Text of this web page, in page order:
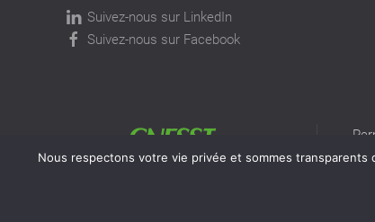
Suivez-nous sur LinkedIn
Suivez-nous sur Facebook
Nous respectons votre vie privée et sommes